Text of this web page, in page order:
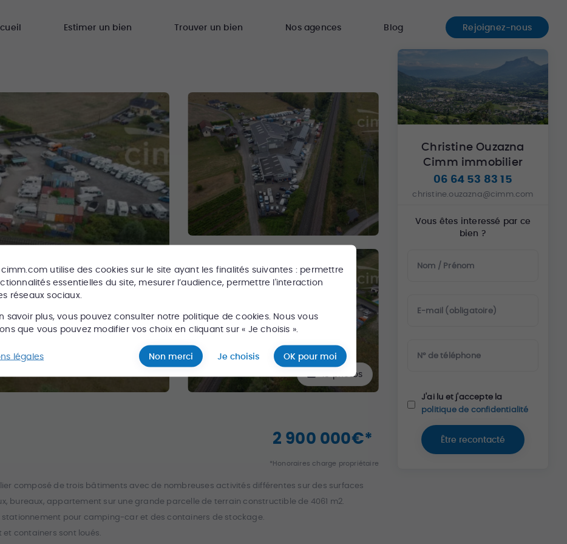
cimm.com utilise des cookies sur le site ayant les finalités suivantes : permettre
essentielles du site, mesurer l’audience, permettre l'interaction
réseaux sociaux.
savoir plus, vous pouvez consulter notre politique de cookies. Nous vous
que vous pouvez modifier vos choix en cliquant sur « Je choisis ».
légales Non merci Je choisis OK pour moi
Estimer un bien Trouver un bien Nos agences Blog Rejoignez-nous
15photos
2 900 000€*
*Honoraires charge propriétaire
composé de trois bâtiments avec de nombreuses activités différentes sur des surfaces
bureaux, appartement sur une grande parcelle de terrain constructible de 4061 m2.
pour camping-car et des containers de stockage.
containers sont loués.
Christine Ouzazna
Cimm immobilier
06 64 53 83 15
christine.ouzazna@cimm.com
Vous êtes interessé par ce
bien ?
Nom / Prénom
E-mail (obligatoire)
N° de téléphone
J'ai lu et j'accepte la
politique de confidentialité
Être recontacté